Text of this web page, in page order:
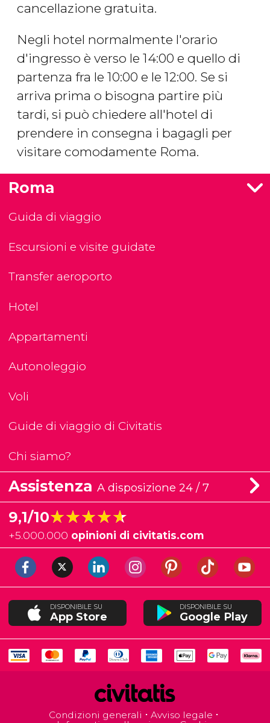
cancellazione gratuita.
Negli hotel normalmente l'orario
d'ingresso è verso le 14:00 e quello di
partenza fra le 10:00 e le 12:00. Se si
arriva prima o bisogna partire più
tardi, si può chiedere all'hotel di
prendere in consegna i bagagli per
visitare comodamente Roma.
Roma
Guida di viaggio
Escursioni e visite guidate
Transfer aeroporto
Hotel
Appartamenti
Autonoleggio
Voli
Guide di viaggio di Civitatis
Chi siamo?
Assistenza A disposizione 24 / 7
9,1/10★★★★★
★★★★★
+5.000.000 opinioni di civitatis.com
DISPONIBILE SU
App Store
DISPONIBILE SU
Google Play
Condizioni generali
Avviso legale